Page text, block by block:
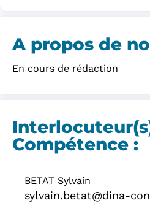
A propos de
En cours de rédaction
Compétence :
BETAT Sylvain
sylvain.betat@dina-